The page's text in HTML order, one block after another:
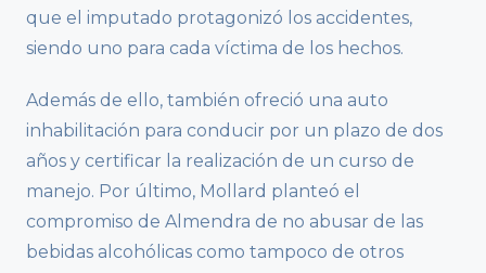
que el imputado protagonizó los accidentes,
siendo uno para cada víctima de los hechos.
Además de ello, también ofreció una auto
inhabilitación para conducir por un plazo de dos
años y certificar la realización de un curso de
manejo. Por último, Mollard planteó el
compromiso de Almendra de no abusar de las
bebidas alcohólicas como tampoco de otros